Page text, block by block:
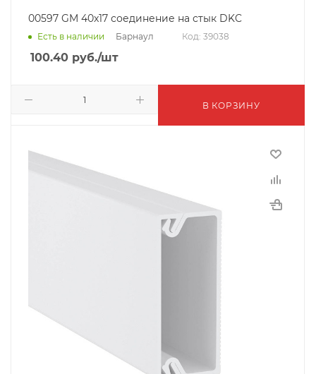
00597 GM 40x17 соединение на стык DKC
Есть в наличии Барнаул Код: 39038
100.40 руб./шт
В КОРЗИНУ